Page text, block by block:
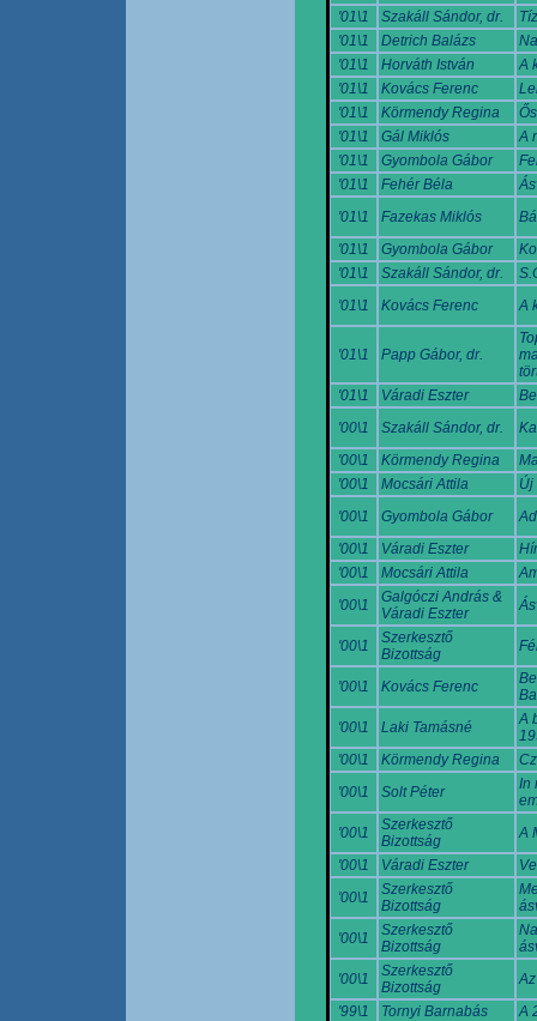
'01\1 Szakáll Sándor, dr.
'01\1
Detrich Balázs
'01\1
Horváth István
A
'01\1
Kovács Ferenc
'01\1
Körmendy Regina
'01\1
Gál Miklós
A
'01\1
Gyombola Gábor
'01\1
Fehér Béla
'01\1
Fazekas Miklós
'01\1
Gyombola Gábor
'01\1
Szakáll Sándor, dr.
'01\1
Kovács Ferenc A
'01\1 Papp Gábor, dr.
'01\1
Váradi Eszter
'00\1
Szakáll Sándor, dr.
'00\1
Körmendy Regina
'00\1
Mocsári Attila
Új
'00\1
Gyombola Gábor
'00\1
Váradi Eszter
'00\1
Mocsári Attila
'00\1
Galgóczi András &
Váradi Eszter
'00\1
Szerkesztő
Bizottság
'00\1 Kovács Ferenc
'00\1
Laki Tamásné
A
'00\1
Körmendy Regina
'00\1
Solt Péter
In
'00\1
Szerkesztő
Bizottság
A
'00\1
Váradi Eszter
'00\1
Szerkesztő
Bizottság
'00\1
Szerkesztő
Bizottság
'00\1
Szerkesztő
Bizottság
'99\1
Tornyi Barnabás
A